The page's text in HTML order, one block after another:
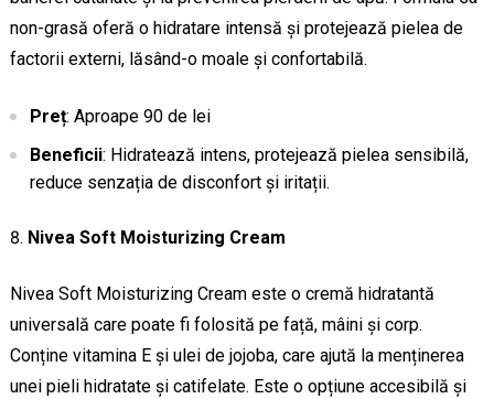
non-grasă oferă o hidratare intensă și protejează pielea de
factorii externi, lăsând-o moale și confortabilă.
Preț: Aproape 90 de lei
Beneficii: Hidratează intens, protejează pielea sensibilă,
reduce senzația de disconfort și iritații.
Nivea Soft Moisturizing Cream
Nivea Soft Moisturizing Cream este o cremă hidratantă
universală care poate fi folosită pe față, mâini și corp.
Conține vitamina E și ulei de jojoba, care ajută la menținerea
unei pieli hidratate și catifelate. Este o opțiune accesibilă și